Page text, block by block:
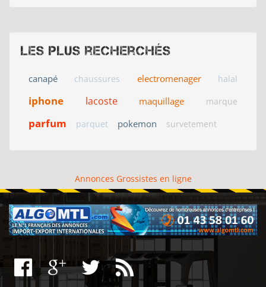
Les plus recherchés
canapé chaussures electromenager halal
iphone lacoste maquillage marque
parfum parquet pokemon survetement
Annonces Grossistes en ligne